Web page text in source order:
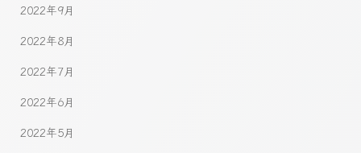
2022年9月
2022年8月
2022年7月
2022年6月
2022年5月